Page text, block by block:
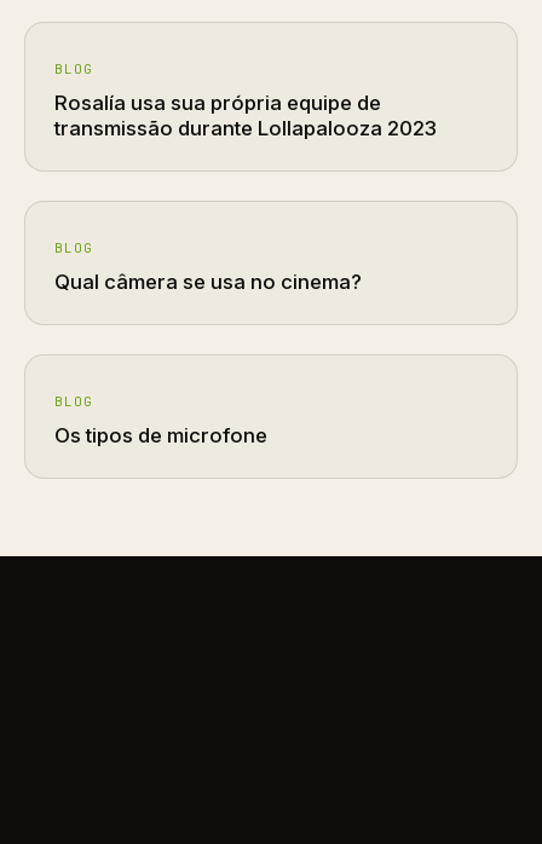
BLOG
Rosalía usa sua própria equipe de
transmissão durante Lollapalooza 2023
BLOG
Qual câmera se usa no cinema?
BLOG
Os tipos de microfone